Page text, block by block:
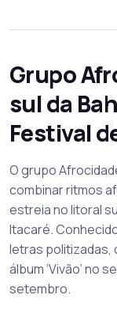
Grupo
sul da
Festival
O grupo
combinar ritmos
estreia no litoral
Itacaré.
letras politizadas,
álbum ‘Vivão’ no
setembro.